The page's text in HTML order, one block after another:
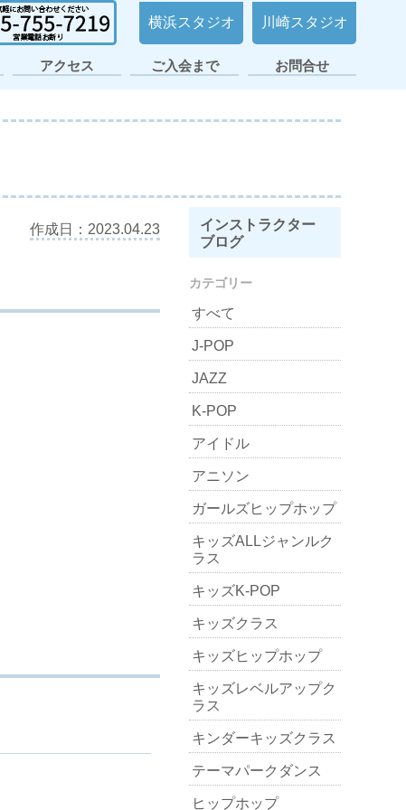
横浜スタジオ 川崎スタジオ
アクセス
ご入会まで お問合せ
作成日：2023.04.23
インストラクター
ブログ
カテゴリー
すべて
J-POP
JAZZ
K-POP
アイドル
アニソン
ガールズヒップホップ
キッズALLジャンルク
ラス
キッズK-POP
キッズクラス
キッズヒップホップ
キッズレベルアップク
ラス
キンダーキッズクラス
テーマパークダンス
ヒップホップ